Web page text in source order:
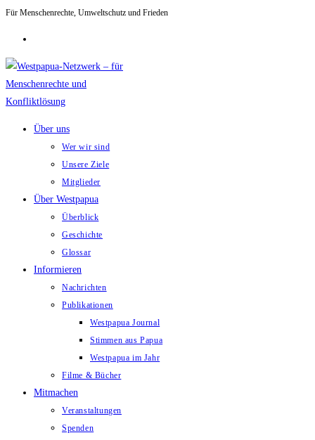
Zum
Für Menschenrechte, Umweltschutz und Frieden
Über uns
Wer wir sind
Unsere Ziele
Mitglieder
Über Westpapua
Überblick
Geschichte
Glossar
Informieren
Nachrichten
Publikationen
Westpapua Journal
Stimmen aus Papua
Westpapua im Jahr
Filme & Bücher
Mitmachen
Veranstaltungen
Spenden